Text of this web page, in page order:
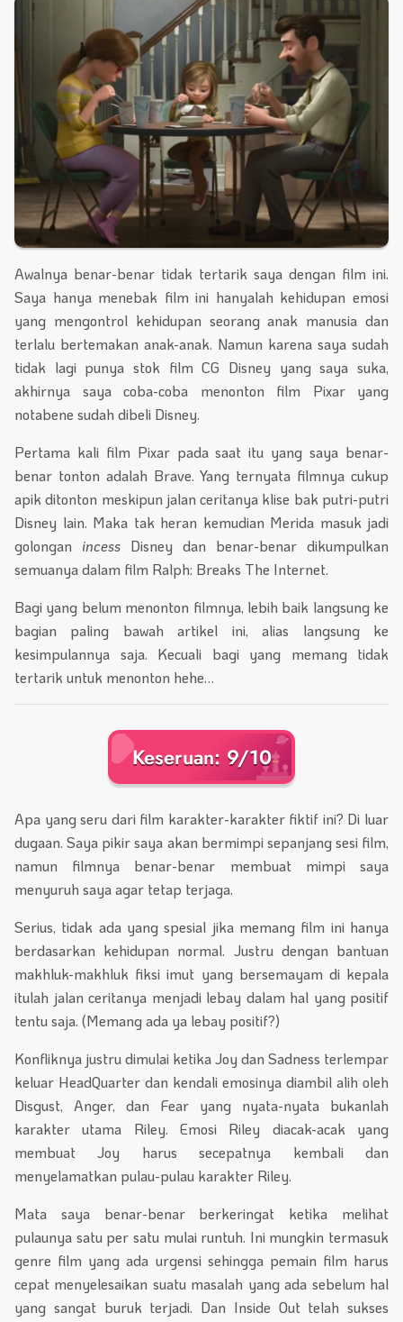
Awalnya benar-benar tidak tertarik saya dengan film ini.
Saya hanya menebak film ini hanyalah kehidupan emosi
yang mengontrol kehidupan seorang anak manusia dan
terlalu bertemakan anak-anak. Namun karena saya sudah
tidak lagi punya stok film CG Disney yang saya suka,
akhirnya saya coba-coba menonton film Pixar yang
notabene sudah dibeli Disney.
Pertama kali film Pixar pada saat itu yang saya benar-
benar tonton adalah Brave. Yang ternyata filmnya cukup
apik ditonton meskipun jalan ceritanya klise bak putri-putri
Disney lain. Maka tak heran kemudian Merida masuk jadi
golongan incess Disney dan benar-benar dikumpulkan
semuanya dalam film Ralph: Breaks The Internet.
Bagi yang belum menonton filmnya, lebih baik langsung ke
bagian paling bawah artikel ini, alias langsung ke
kesimpulannya saja. Kecuali bagi yang memang tidak
tertarik untuk menonton hehe…
Keseruan: 9/10
Apa yang seru dari film karakter-karakter fiktif ini? Di luar
dugaan. Saya pikir saya akan bermimpi sepanjang sesi film,
namun filmnya benar-benar membuat mimpi saya
menyuruh saya agar tetap terjaga.
Serius, tidak ada yang spesial jika memang film ini hanya
berdasarkan kehidupan normal. Justru dengan bantuan
makhluk-makhluk fiksi imut yang bersemayam di kepala
itulah jalan ceritanya menjadi lebay dalam hal yang positif
tentu saja. (Memang ada ya lebay positif?)
Konfliknya justru dimulai ketika Joy dan Sadness terlempar
keluar HeadQuarter dan kendali emosinya diambil alih oleh
Disgust, Anger, dan Fear yang nyata-nyata bukanlah
karakter utama Riley. Emosi Riley diacak-acak yang
membuat Joy harus secepatnya kembali dan
menyelamatkan pulau-pulau karakter Riley.
Mata saya benar-benar berkeringat ketika melihat
pulaunya satu per satu mulai runtuh. Ini mungkin termasuk
genre film yang ada urgensi sehingga pemain film harus
cepat menyelesaikan suatu masalah yang ada sebelum hal
yang sangat buruk terjadi. Dan Inside Out telah sukses